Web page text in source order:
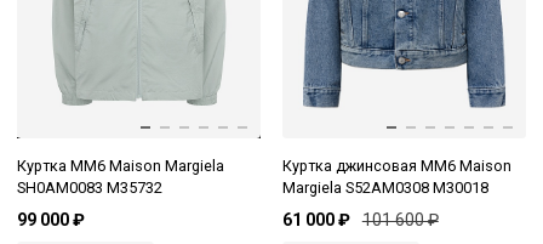
Куртка MM6 Maison Margiela
SH0AM0083 M35732
99 000 ₽
Куртка джинсовая MM6 Maison
Margiela S52AM0308 M30018
61 000 ₽ 101 600 ₽